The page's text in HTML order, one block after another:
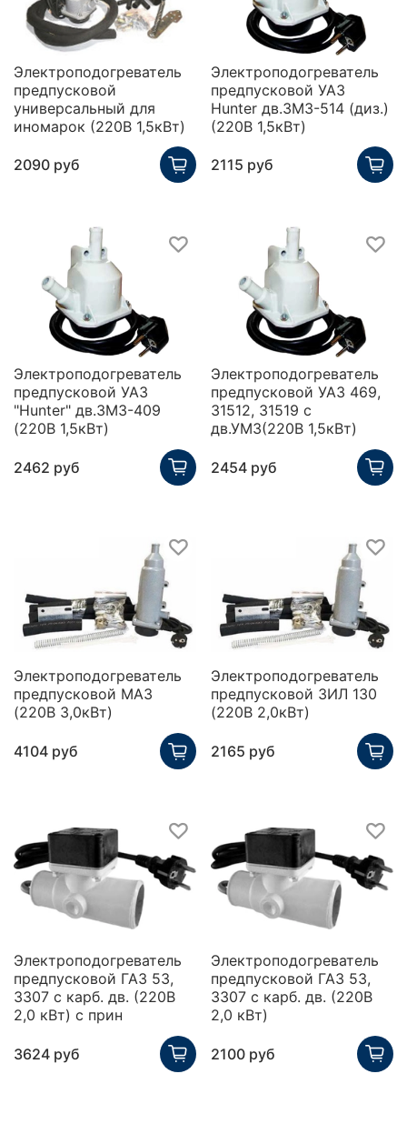
Электроподогреватель
предпусковой
универсальный для
иномарок (220В 1,5кВт)
2090 руб
Электроподогреватель
предпусковой УАЗ
Hunter дв.ЗМЗ-514 (диз.)
(220В 1,5кВт)
2115 руб
Электроподогреватель
предпусковой УАЗ
"Hunter" дв.ЗМЗ-409
(220В 1,5кВт)
2462 руб
Электроподогреватель
предпусковой УАЗ 469,
31512, 31519 с
дв.УМЗ(220В 1,5кВт)
2454 руб
Электроподогреватель
предпусковой МАЗ
(220В 3,0кВт)
4104 руб
Электроподогреватель
предпусковой ЗИЛ 130
(220В 2,0кВт)
2165 руб
Электроподогреватель
предпусковой ГАЗ 53,
3307 с карб. дв. (220В
2,0 кВт) с прин
3624 руб
Электроподогреватель
предпусковой ГАЗ 53,
3307 с карб. дв. (220В
2,0 кВт)
2100 руб